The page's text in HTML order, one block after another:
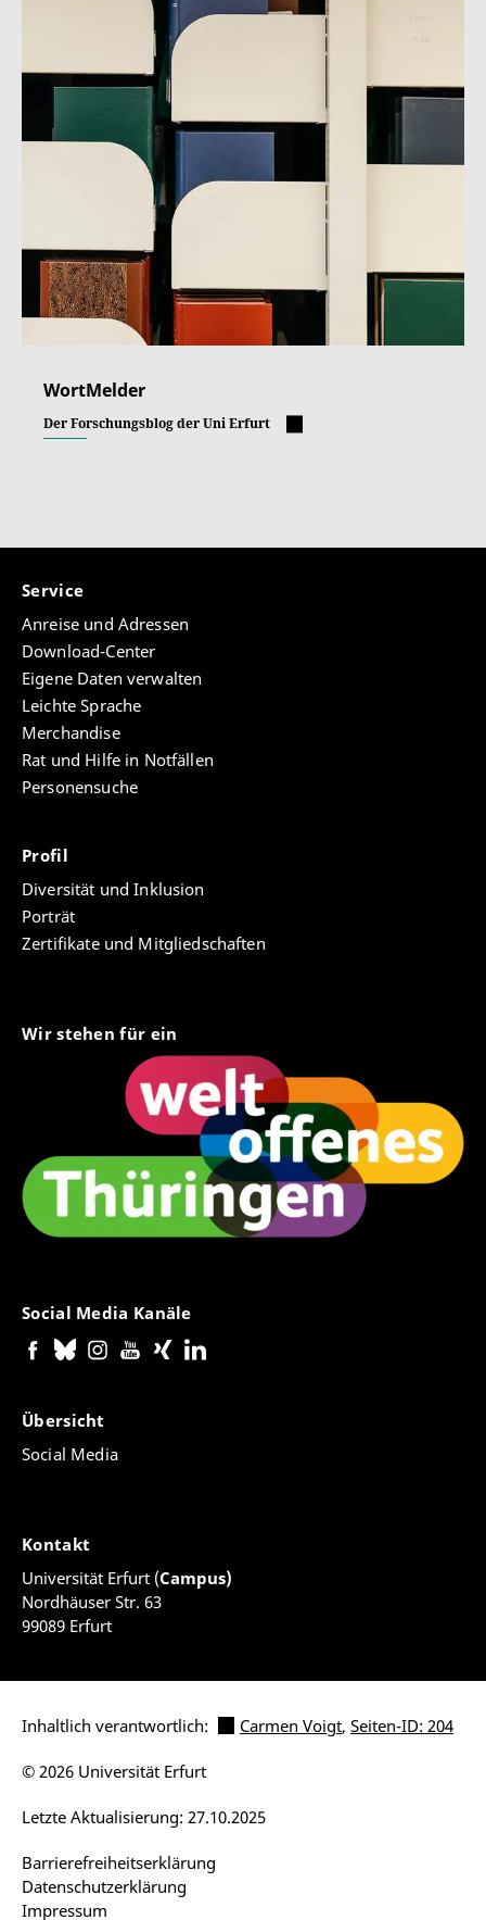
WortMelder
Der Forschungsblog der Uni Erfurt
Service
Anreise und Adressen
Download-Center
Eigene Daten verwalten
Leichte Sprache
Merchandise
Rat und Hilfe in Notfällen
Personensuche
Profil
Diversität und Inklusion
Porträt
Zertifikate und Mitgliedschaften
Wir stehen für ein
Social Media Kanäle
Übersicht
Social Media
Kontakt
Universität Erfurt (Campus)
Nordhäuser Str. 63
99089 Erfurt
Inhaltlich verantwortlich: Carmen Voigt, Seiten-ID: 204
Barrierefreiheitserklärung
Datenschutzerklärung
Impressum
Letzte Aktualisierung: 27.10.2025
© 2026 Universität Erfurt